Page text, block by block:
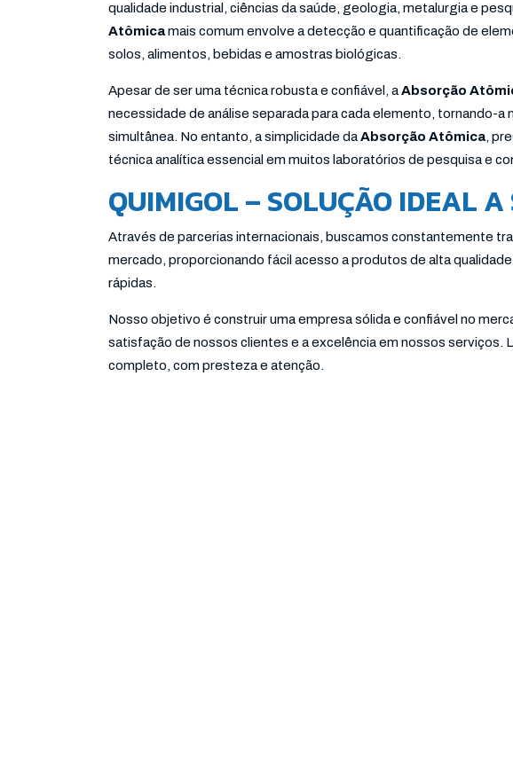
qualidade industrial, ciências da saúde, geologia, metalurgia e
Atômicamais comum envolve a detecção e quantificação de
solos, alimentos, bebidas e amostras biológicas.
Apesar de ser uma técnica robusta e confiável, aAbsorção
necessidade de análise separada para cada elemento, tornando-
simultânea. No entanto, a simplicidade daAbsorção Atômica,
técnica analítica essencial em muitos laboratórios de pesquisa e
QUIMIGOL – SOLUÇÃO IDEAL A
Através de parcerias internacionais, buscamos constantemente
mercado, proporcionando fácil acesso a produtos de alta
rápidas.
Nosso objetivo é construir uma empresa sólida e confiável no
satisfação de nossos clientes e a excelência em nossos serviços.
completo, com presteza e atenção.